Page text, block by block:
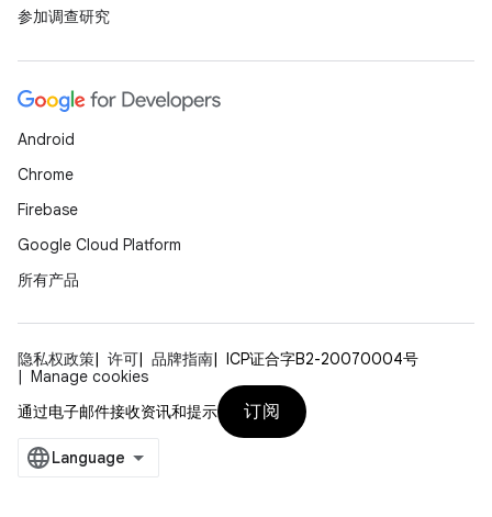
参加调查研究
Android
Chrome
Firebase
Google Cloud Platform
所有产品
隐私权政策 许可 品牌指南
ICP证合字B2-20070004号
Manage cookies
通过电子邮件接收资讯和提示
订阅